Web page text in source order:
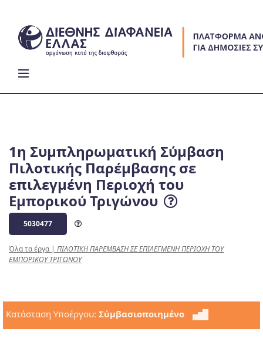
content
1η Συμπληρωματική Σύμβαση
Πιλοτικής Παρέμβασης σε
επιλεγμένη Περιοχή του
Εμπορικού Τριγώνου
5030477
Όλα τα έργα| ΠΙΛΟΤΙΚΗ ΠΑΡΕΜΒΑΣΗ ΣΕ ΕΠΙΛΕΓΜΕΝΗ ΠΕΡΙΟΧΗ ΤΟΥ
ΕΜΠΟΡΙΚΟΥ ΤΡΙΓΩΝΟΥ
Κατάσταση Υποέργου: Σύμβασιοποιημένο